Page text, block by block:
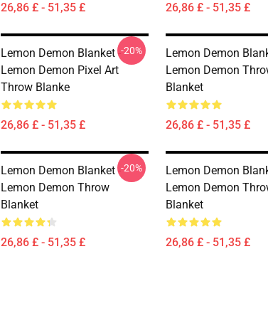
26,86 £ - 51,35 £ 26,86 £ - 51,35 £
Lemon Demon Blanket -
Lemon Demon Pixel Art
Throw Blanke
26,86 £ - 51,35 £
-20%
Lemon Demon
Lemon Demon
Blanket
26,86 £ - 51,35 £
Lemon Demon Blanket -
Lemon Demon Throw
Blanket
26,86 £ - 51,35 £
-20%
Lemon Demon
Lemon Demon
Blanket
26,86 £ - 51,35 £